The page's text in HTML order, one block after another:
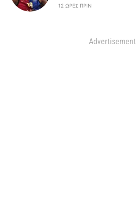
12 ΏΡΕΣ ΠΡΙΝ
Advertisement